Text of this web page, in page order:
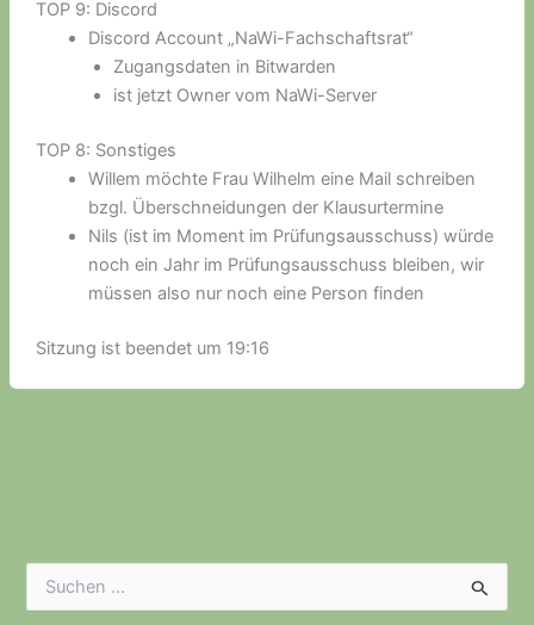
TOP 9: Discord
Discord Account „NaWi-Fachschaftsrat“
Zugangsdaten in Bitwarden
ist jetzt Owner vom NaWi-Server
TOP 8: Sonstiges
Willem möchte Frau Wilhelm eine Mail schreiben
bzgl. Überschneidungen der Klausurtermine
Nils (ist im Moment im Prüfungsausschuss) würde
noch ein Jahr im Prüfungsausschuss bleiben, wir
müssen also nur noch eine Person finden
Sitzung ist beendet um 19:16